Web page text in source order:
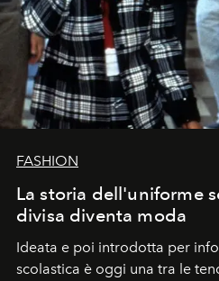
FASHION
La storia dell'uniforme
divisa diventa moda
Ideata e poi introdotta per
scolastica è oggi una tra le